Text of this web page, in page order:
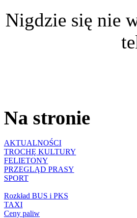
Nigdzie się nie
Na stronie
AKTUALNOŚCI
TROCHĘ KULTURY
FELIETONY
PRZEGLĄD PRASY
SPORT
Rozkład BUS i PKS
TAXI
Ceny paliw